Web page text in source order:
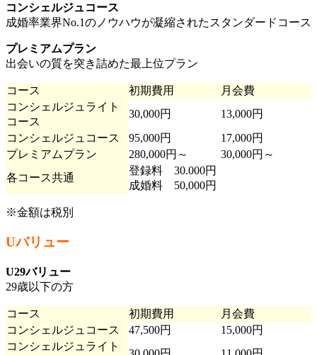
コンシェルジュコース
成婚率業界No.1のノウハウが凝縮されたスタンダードコース
プレミアムプラン
出会いの質を突き詰めた最上位プラン
コース 初期費用
月会費
コンシェルジュライト
コース
30,000円
13,000円
コンシェルジュコース
95,000円
17,000円
プレミアムプラン
280,000円～
30,000円～
各コース共通
登録料 30.000円
成婚料 50,000円
※金額は税別
Uバリュー
U29バリュー
29歳以下の方
コース 初期費用
月会費
コンシェルジュコース
47,500円
15,000円
コンシェルジュライト